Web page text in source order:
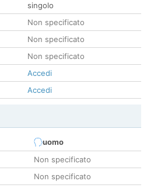
singolo
Non specificato
Non specificato
Non specificato
Accedi
Accedi
uomo
Non specificato
Non specificato